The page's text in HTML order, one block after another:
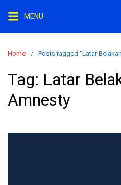
i
MENU
Home Posts tagged “Latar
Tag: Latar
Amnesty